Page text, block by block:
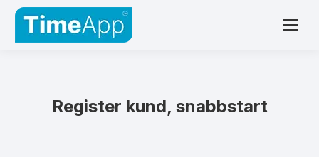
Register kund, snabbstart